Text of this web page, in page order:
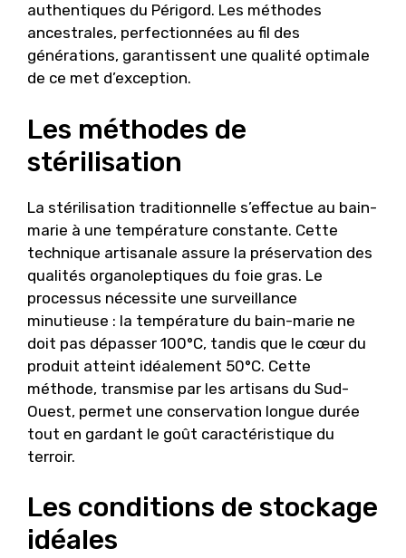
authentiques du Périgord. Les méthodes
ancestrales, perfectionnées au fil des
générations, garantissent une qualité optimale
de ce met d’exception.
Les méthodes de
stérilisation
La stérilisation traditionnelle s’effectue au bain-
marie à une température constante. Cette
technique artisanale assure la préservation des
qualités organoleptiques du foie gras. Le
processus nécessite une surveillance
minutieuse : la température du bain-marie ne
doit pas dépasser 100°C, tandis que le cœur du
produit atteint idéalement 50°C. Cette
méthode, transmise par les artisans du Sud-
Ouest, permet une conservation longue durée
tout en gardant le goût caractéristique du
terroir.
Les conditions de stockage
idéales